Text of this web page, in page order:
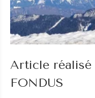
Article réalisé
FONDUS